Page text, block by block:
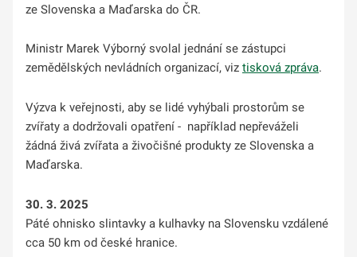
ze Slovenska a Maďarska do ČR.
Ministr Marek Výborný svolal jednání se zástupci
zemědělských nevládních organizací, viz tisková zpráva.
Výzva k veřejnosti, aby se lidé vyhýbali prostorům se
zvířaty a dodržovali opatření - například nepřeváželi
žádná živá zvířata a živočišné produkty ze Slovenska a
Maďarska.
30. 3. 2025
Páté ohnisko slintavky a kulhavky na Slovensku vzdálené
cca 50 km od české hranice.